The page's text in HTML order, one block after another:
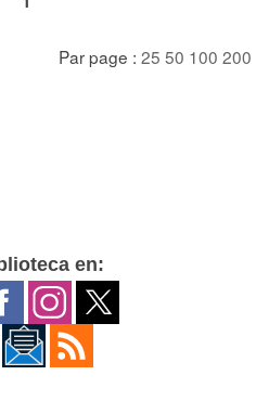
Par page : 25 50 100 200
en: